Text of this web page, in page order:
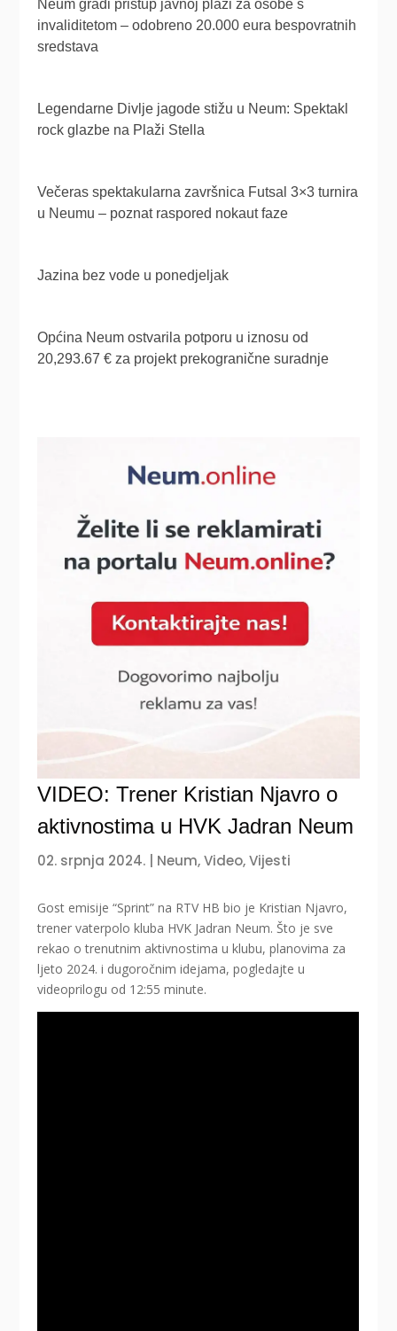
VIDEO: Trener Kristian Njavro o
aktivnostima u HVK Jadran Neum
02. srpnja 2024. Neum,Video,Vijesti
Gost emisije “Sprint” na RTV HB bio je Kristian Njavro,
trener vaterpolo kluba HVK Jadran Neum. Što je sve
rekao o trenutnim aktivnostima u klubu, planovima za
ljeto 2024. i dugoročnim idejama, pogledajte u
videoprilogu od 12:55 minute.
Neum gradi pristup javnoj plaži za osobe s
invaliditetom – odobreno 20.000 eura bespovratnih
sredstava
Legendarne Divlje jagode stižu u Neum: Spektakl
rock glazbe na Plaži Stella
Večeras spektakularna završnica Futsal 3×3 turnira
u Neumu – poznat raspored nokaut faze
Jazina bez vode u ponedjeljak
Općina Neum ostvarila potporu u iznosu od
20,293.67 € za projekt prekogranične suradnje